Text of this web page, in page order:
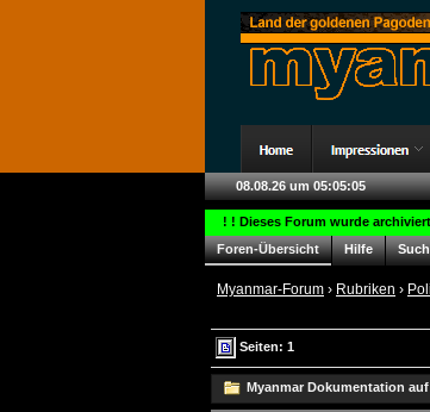
08.08.26 um 05:05:06
! ! Dieses Forum wurde
Foren-Übersicht
Hilfe
Myanmar-Forum › Rubriken ›
Seiten: 1
Myanmar Dokumentation